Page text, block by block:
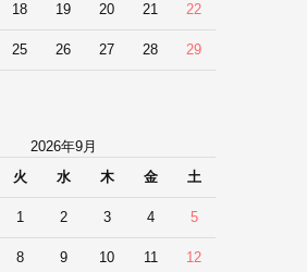
18 19 20 21 22
25 26 27 28 29
2026年9月
火 水 木 金 土
1 2 3 4 5
8 9 10 11 12